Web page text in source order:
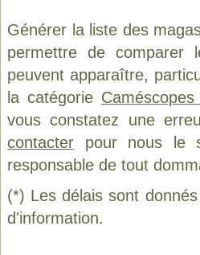
Générer la liste des
permettre de comparer
peuvent apparaître,
la catégorie
vous constatez une
contacter pour nous le
responsable de tout
(*) Les délais sont
d'information.